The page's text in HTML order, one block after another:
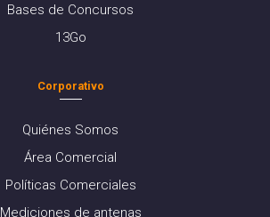
Bases de Concursos
13Go
Corporativo
Quiénes Somos
Área Comercial
Políticas Comerciales
Mediciones de antenas